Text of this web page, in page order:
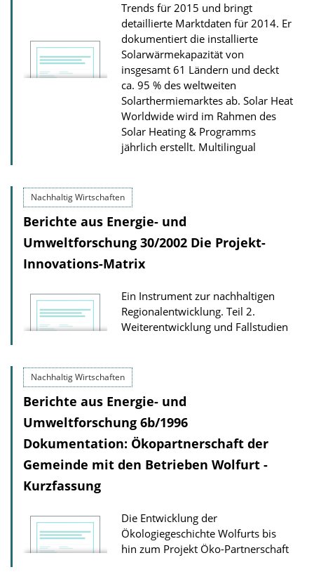
Trends für 2015 und bringt
detaillierte Marktdaten für 2014. Er
dokumentiert die installierte
Solarwärmekapazität von
insgesamt 61 Ländern und deckt
ca. 95 % des weltweiten
Solarthermiemarktes ab. Solar Heat
Worldwide wird im Rahmen des
Solar Heating & Programms
jährlich erstellt. Multilingual
Nachhaltig Wirtschaften
Berichte aus Energie- und
Umweltforschung 30/2002 Die Projekt-
Innovations-Matrix
Ein Instrument zur nachhaltigen
Regionalentwicklung. Teil 2.
Weiterentwicklung und Fallstudien
Nachhaltig Wirtschaften
Berichte aus Energie- und
Umweltforschung 6b/1996
Dokumentation: Ökopartnerschaft der
Gemeinde mit den Betrieben Wolfurt -
Kurzfassung
Die Entwicklung der
Ökologiegeschichte Wolfurts bis
hin zum Projekt Öko-Partnerschaft